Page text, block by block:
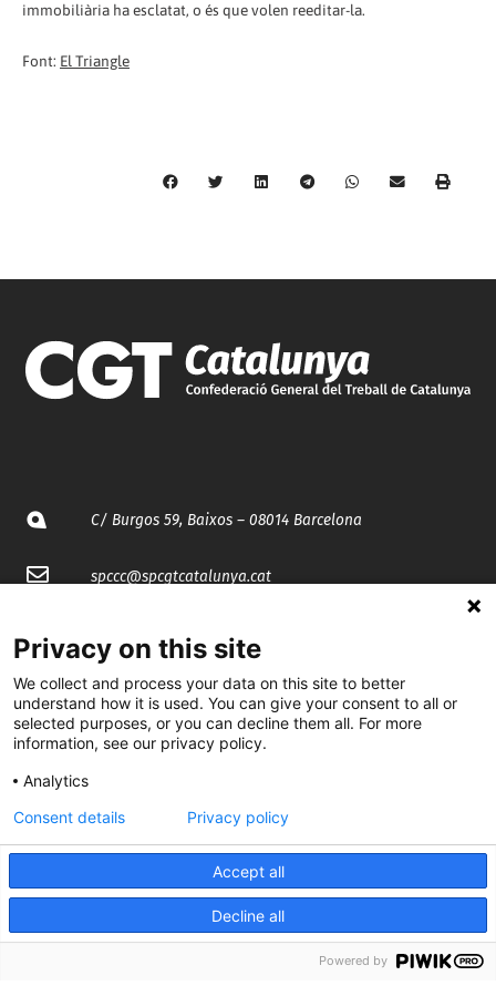
immobiliària ha esclatat, o és que volen reeditar-la.
Font: El Triangle
C/ Burgos 59, Baixos – 08014 Barcelona
spccc@spcgtcatalunya.cat
@CGTCatalunya
cgtcatalunya
CGTCatalunya
cgtcatalunya
Desenvolupat per
Privacy on this site
We collect and process your data on this site to better
understand how it is used. You can give your consent to all or
selected purposes, or you can decline them all. For more
information, see our privacy policy.
Analytics
Accept all
Decline all
Consent details Privacy policy
Powered by